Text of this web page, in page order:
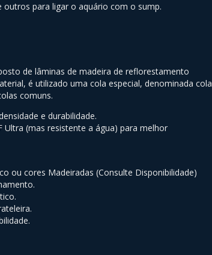
para ligar o aquário com o sump.
de lâminas de madeira de reflorestamento
é utilizado uma cola especial, denominada cola
comuns.
e durabilidade.
(mas resistente a água) para melhor
ou cores Madeiradas (Consulte Disponibilidade)